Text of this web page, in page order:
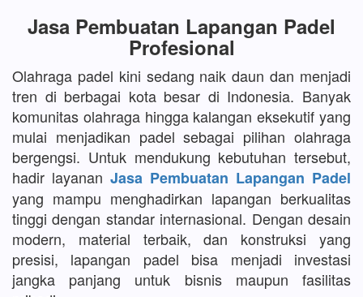
Jasa Pembuatan Lapangan Padel
Profesional
Olahraga padel kini sedang naik daun dan menjadi
tren di berbagai kota besar di Indonesia. Banyak
komunitas olahraga hingga kalangan eksekutif yang
mulai menjadikan padel sebagai pilihan olahraga
bergengsi. Untuk mendukung kebutuhan tersebut,
hadir layanan Jasa Pembuatan Lapangan Padel
yang mampu menghadirkan lapangan berkualitas
tinggi dengan standar internasional. Dengan desain
modern, material terbaik, dan konstruksi yang
presisi, lapangan padel bisa menjadi investasi
jangka panjang untuk bisnis maupun fasilitas